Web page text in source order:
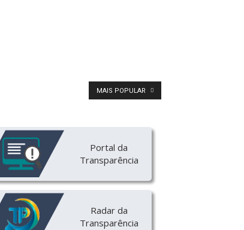
MAIS POPULAR
Portal da
Transparência
Radar da
Transparência